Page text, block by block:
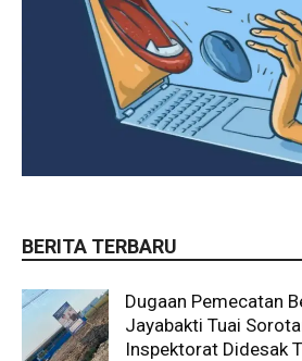
BERITA TERBARU
Dugaan Pemecatan
Jayabakti Tuai
Inspektorat Didesak